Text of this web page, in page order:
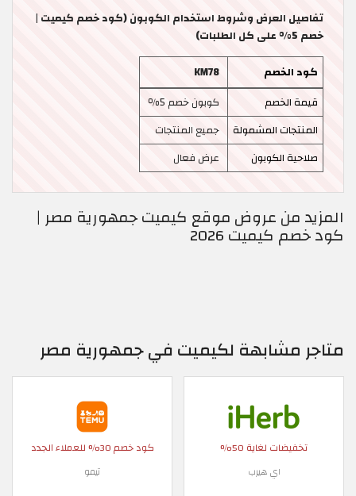
تفاصيل العرض وشروط استخدام الكوبون (كود خصم كيميت |
خصم 5% على كل الطلبات)
كود الخصم
KM78
قيمة الخصم
كوبون خصم 5٪
المنتجات المشمولة
جميع المنتجات
صلاحية الكوبون
عرض فعال
المزيد من عروض موقع كيميت جمهورية مصر |
كود خصم كيميت 2026
متاجر مشابهة لكيميت في جمهورية مصر
تخفيضات لغاية 50%
اي هيرب
كود خصم 30% للعملاء الجدد
تيمو